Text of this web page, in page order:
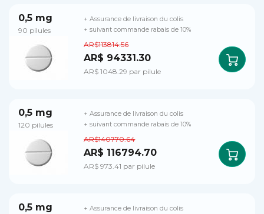
0,5 mg
90 pilules
AR$113814.56
AR$ 94331.30
AR$ 1048.29 par pilule
+ Assurance de livraison du colis
+ suivant commande rabais de 10%
0,5 mg
120 pilules
AR$140770.64
AR$ 116794.70
AR$ 973.41 par pilule
+ Assurance de livraison du colis
+ suivant commande rabais de 10%
0,5 mg
+ Assurance de livraison du colis